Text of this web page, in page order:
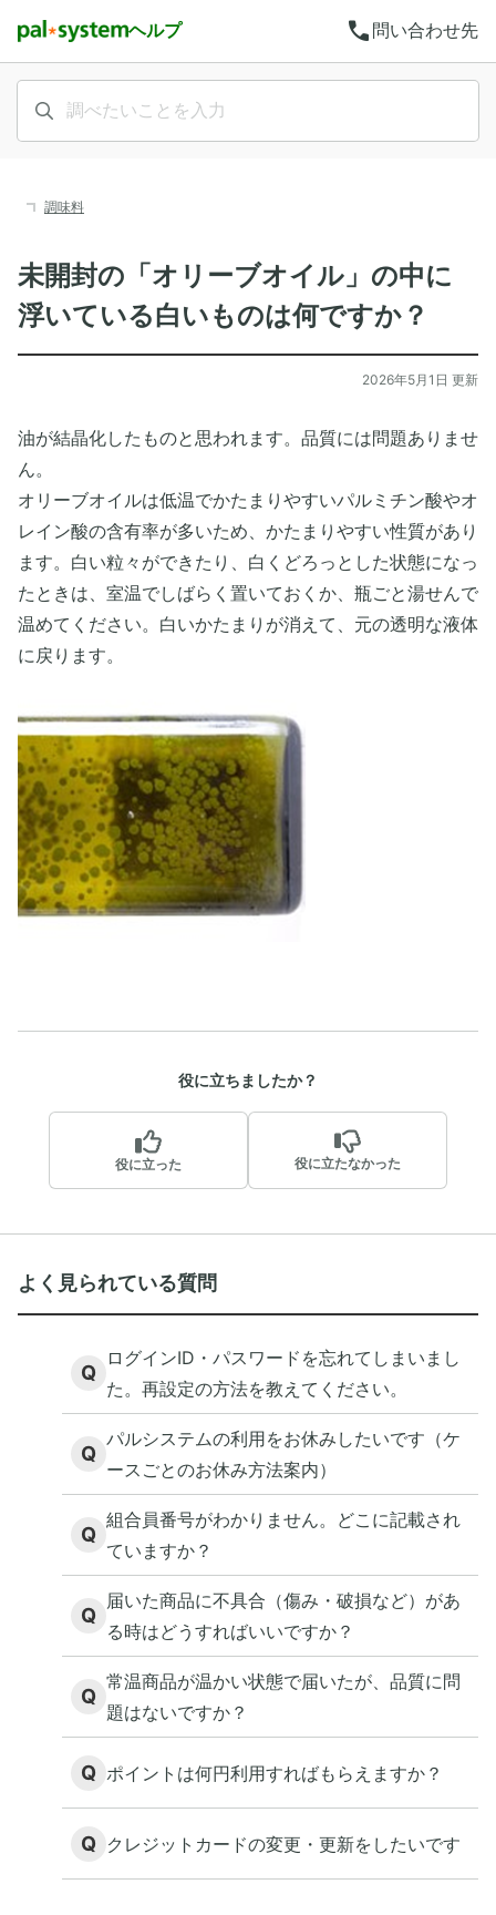
ヘルプ call 問い合わせ先
調味料
未開封の「オリーブオイル」の中に
浮いている白いものは何ですか？
2026年5月1日 更新
油が結晶化したものと思われます。品質には問題ありませ
ん。
オリーブオイルは低温でかたまりやすいパルミチン酸やオ
レイン酸の含有率が多いため、かたまりやすい性質があり
ます。白い粒々ができたり、白くどろっとした状態になっ
たときは、室温でしばらく置いておくか、瓶ごと湯せんで
温めてください。白いかたまりが消えて、元の透明な液体
に戻ります。
役に立ちましたか？
役に立った 役に立たなかった
よく見られている質問
Q
ログインID・パスワードを忘れてしまいまし
た。再設定の方法を教えてください。
Q
パルシステムの利用をお休みしたいです（ケ
ースごとのお休み方法案内）
Q
組合員番号がわかりません。どこに記載され
ていますか？
Q
届いた商品に不具合（傷み・破損など）があ
る時はどうすればいいですか？
Q
常温商品が温かい状態で届いたが、品質に問
題はないですか？
Q ポイントは何円利用すればもらえますか？
Q クレジットカードの変更・更新をしたいです